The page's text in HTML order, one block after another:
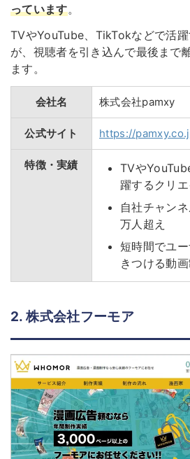
っています。
TVやYouTube、TikTokなどで活
が、 視聴者を引き込んで最後まで
ます 。
会社名 株式会社pamxy
公式サイト https://
特徴・実績
TVや
躍するクリ
自社チャン
万人超え
短時間でユ
きつける動
2. 株式会社フーモア